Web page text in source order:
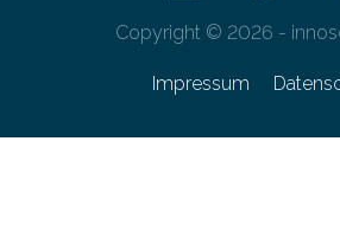
Copyright © 2026 -
Impressum